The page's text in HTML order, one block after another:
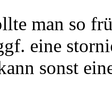
man so
eine
sonst